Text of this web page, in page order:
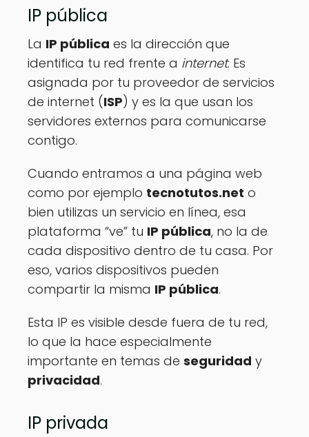
IP pública
La IP pública es la dirección que
identifica tu red frente a internet. Es
asignada por tu proveedor de servicios
de internet (ISP) y es la que usan los
servidores externos para comunicarse
contigo.
Cuando entramos a una página web
como por ejemplo tecnotutos.net o
bien utilizas un servicio en línea, esa
plataforma “ve” tu IP pública, no la de
cada dispositivo dentro de tu casa. Por
eso, varios dispositivos pueden
compartir la misma IP pública.
Esta IP es visible desde fuera de tu red,
lo que la hace especialmente
importante en temas de seguridad y
privacidad.
IP privada